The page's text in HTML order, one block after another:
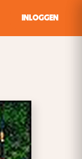
INLOGGEN